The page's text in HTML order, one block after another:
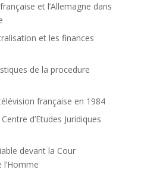
et l’Allemagne dans
et les finances
de la procedure
française en 1984
d’Etudes Juridiques
devant la Cour